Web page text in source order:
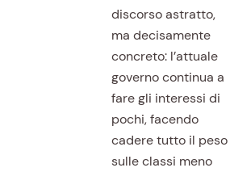
discorso astratto,
ma decisamente
concreto: l’attuale
governo continua a
fare gli interessi di
pochi, facendo
cadere tutto il peso
sulle classi meno